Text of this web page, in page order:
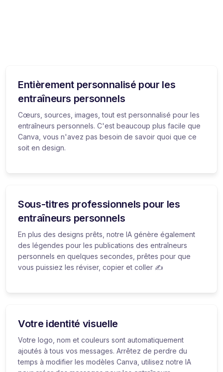
Entièrement personnalisé pour les
entraîneurs personnels
Cœurs, sources, images, tout est personnalisé pour les
entraîneurs personnels. C'est beaucoup plus facile que
Canva, vous n'avez pas besoin de savoir quoi que ce
soit en design.
Sous-titres professionnels pour les
entraîneurs personnels
En plus des designs prêts, notre IA génère également
des légendes pour les publications des entraîneurs
personnels en quelques secondes, prêtes pour que
vous puissiez les réviser, copier et coller ✍️
Votre identité visuelle
Votre logo, nom et couleurs sont automatiquement
ajoutés à tous vos messages. Arrêtez de perdre du
temps à modifier les modèles Canva, utilisez notre IA